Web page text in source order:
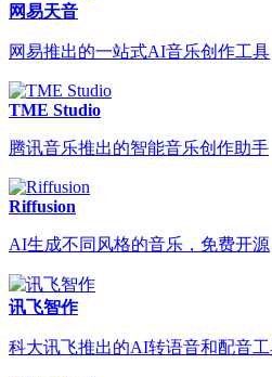
网易天音
网易推出的一站式AI音乐创作工具
TME Studio
腾讯音乐推出的智能音乐创作助手
Riffusion
AI生成不同风格的音乐，免费开源
讯飞智作
科大讯飞推出的AI转语音和配音